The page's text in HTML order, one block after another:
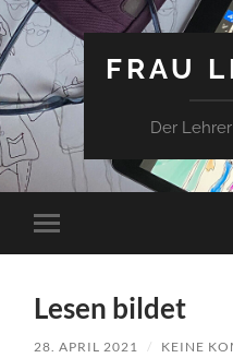
FRAU
Der
Mobile-
Menü
Lesen bildet
28. APRIL 2021 / KEINE